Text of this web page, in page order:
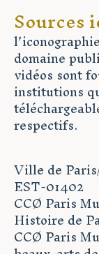
Sources
domaine
vidéos sont
institutions
respectifs.
Ville de
EST-01402
CCØ Paris
Histoire de
CCØ Paris